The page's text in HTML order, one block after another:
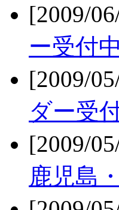
[2009/
ー受付
[2009/
ダー受
[2009/
鹿児島